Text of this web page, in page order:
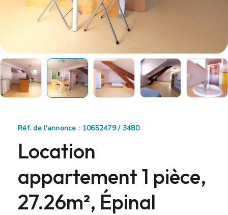
Réf. de l'annonce : 10652479 / 3480
Location
appartement 1 pièce,
27.26m², Épinal